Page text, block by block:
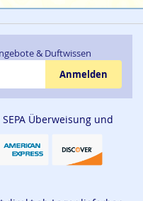
& Duftwissen
Anmelden
Überweisung und